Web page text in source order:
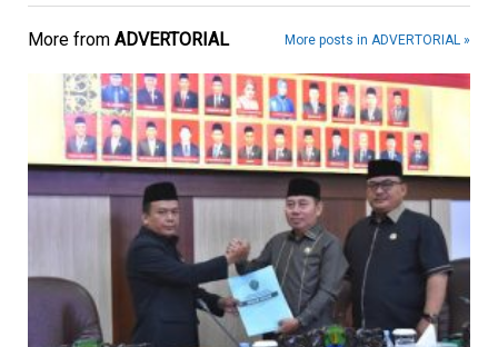
More from ADVERTORIAL More posts in ADVERTORIAL »